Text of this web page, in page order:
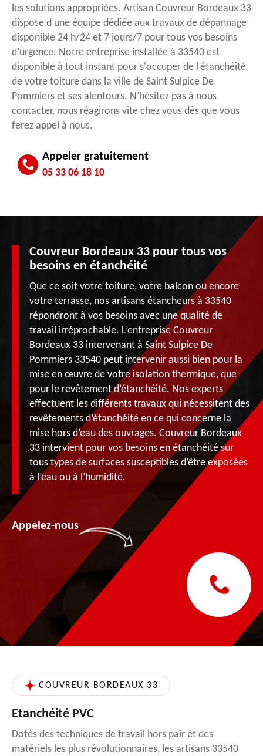
les solutions appropriées. Artisan Couvreur Bordeaux 33
dispose d’une équipe dédiée aux travaux de dépannage
disponible 24 h/24 et 7 jours/7 pour tous vos besoins
d’urgence. Notre entreprise installée à 33540 est
disponible à tout instant pour s'occuper de l’étanchéité
de votre toiture dans la ville de Saint Sulpice De
Pommiers et ses alentours. N’hésitez pas à nous
contacter, nous réagirons vite chez vous dès que vous
ferez appel à nous.
Appeler gratuitement
05 33 06 18 10
Couvreur Bordeaux 33 pour tous vos
besoins en étanchéité
Que ce soit votre toiture, votre balcon ou encore
votre terrasse, nos artisans étancheurs à 33540
répondront à vos besoins avec une qualité de
travail irréprochable. L’entreprise Couvreur
Bordeaux 33 intervenant à Saint Sulpice De
Pommiers 33540 peut intervenir aussi bien pour la
mise en œuvre de votre isolation thermique, que
pour le revêtement d’étanchéité. Nos experts
effectuent les différents travaux qui nécessitent des
revêtements d’étanchéité en ce qui concerne la
mise hors d’eau des ouvrages. Couvreur Bordeaux
33 intervient pour vos besoins en étanchéité sur
tous types de surfaces susceptibles d’être exposées
à l’eau ou à l’humidité.
Appelez-nous
COUVREUR BORDEAUX 33
Etanchéité PVC
Dotés des techniques de travail hors pair et des
matériels les plus révolutionnaires, les artisans 33540